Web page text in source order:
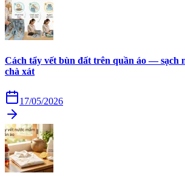
Cách tẩy vết bùn đất trên quần áo — sạch
chà xát
17/05/2026